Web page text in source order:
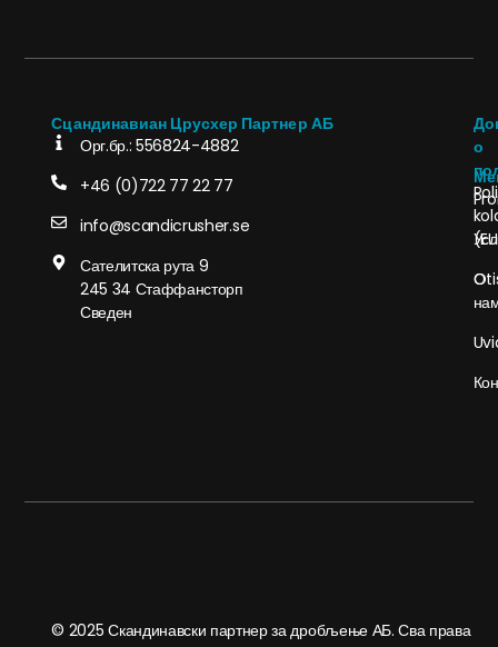
Сцандинавиан Црусхер Партнер АБ
Орг.бр.: 556824-4882
+46 (0)722 77 22 77
info@scandicrusher.se
Сателитска рута 9
245 34 Стаффансторп
Сведен
О
о
© 2025 Скандинавски партнер за дробљење АБ. Сва права